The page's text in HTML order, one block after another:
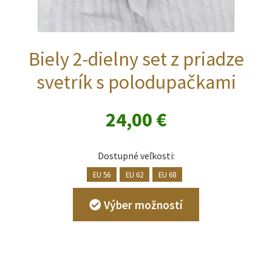
Biely 2-dielny set z priadze
svetrík s polodupačkami
24,00 €
Dostupné veľkosti:
EU 56 EU 62 EU 68
Výber možností
má